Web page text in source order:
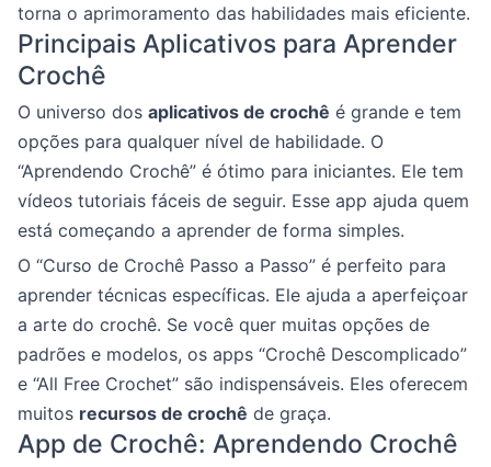
torna o aprimoramento das habilidades mais eficiente.
Principais Aplicativos para Aprender
Crochê
O universo dos aplicativos de crochê é grande e tem
opções para qualquer nível de habilidade. O
“Aprendendo Crochê” é ótimo para iniciantes. Ele tem
vídeos tutoriais fáceis de seguir. Esse app ajuda quem
está começando a aprender de forma simples.
O “Curso de Crochê Passo a Passo” é perfeito para
aprender técnicas específicas. Ele ajuda a aperfeiçoar
a arte do crochê. Se você quer muitas opções de
padrões e modelos, os apps “Crochê Descomplicado”
e “All Free Crochet” são indispensáveis. Eles oferecem
muitos recursos de crochê de graça.
App de Crochê: Aprendendo Crochê